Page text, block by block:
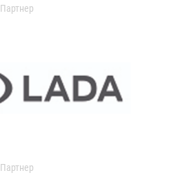
Партнер
Партнер